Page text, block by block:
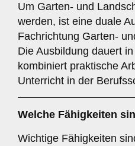
Um Garten- und
werden, ist eine duale
Fachrichtung Garten-
Die Ausbildung dauert
kombiniert praktische
Unterricht in der
Welche Fähigkeiten
Wichtige Fähigkeiten